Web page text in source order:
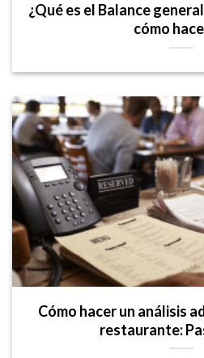
¿Qué es el Balance
cómo
Cómo hacer un análisis
restaurante: